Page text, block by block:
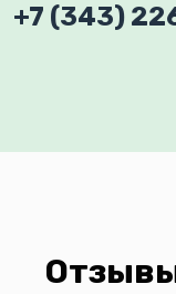
+7 (343)